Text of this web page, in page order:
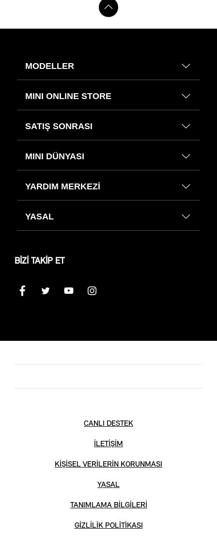
MODELLER
MINI ONLINE STORE
SATIŞ SONRASI
MINI DÜNYASI
YARDIM MERKEZİ
YASAL
BİZİ TAKİP ET
CANLI DESTEK
İLETİŞİM
KİŞİSEL VERİLERİN KORUNMASI
YASAL
TANIMLAMA BİLGİLERİ
GİZLİLİK POLİTİKASI